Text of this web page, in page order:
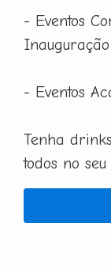
- Eventos
- Eventos
Tenha
todos no seu